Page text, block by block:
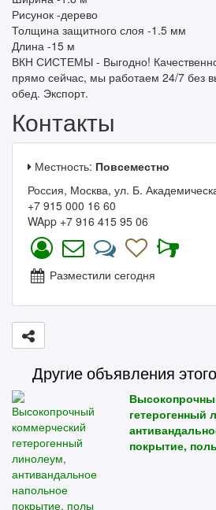
Рисунок -дерево
Толщина защитного слоя -1.5 мм
Длина -15 м
ВКН СИСТЕМЫ - Выгодно!
прямо сейчас, мы работаем 24/7 без
обед. Экспорт.
Контакты
Местность: Повсеместно
Россия, Москва, ул. Б.
+7 915 000 16 60
WApp +7 916 415 95 06
Разместили сегодня
Другие объявления
гетерогенный
покрытие,